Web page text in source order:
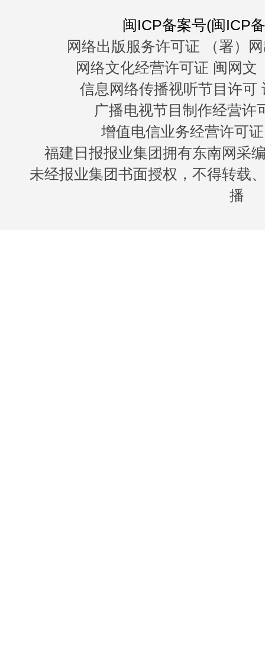
闽ICP备案号(闽ICP
网络出版服务许可证 （署）
网络文化经营许可证 闽网文
信息网络传播视听节目许可
广播电视节目制作经营许
增值电信业务经营许可
福建日报报业集团拥有东南网采
未经报业集团书面授权，不得转载
播